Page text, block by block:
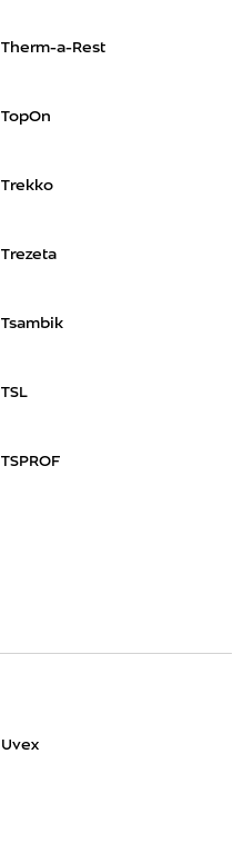
Therm-a-Rest
TopOn
Trekko
Trezeta
Tsambik
TSL
TSPROF
Uvex